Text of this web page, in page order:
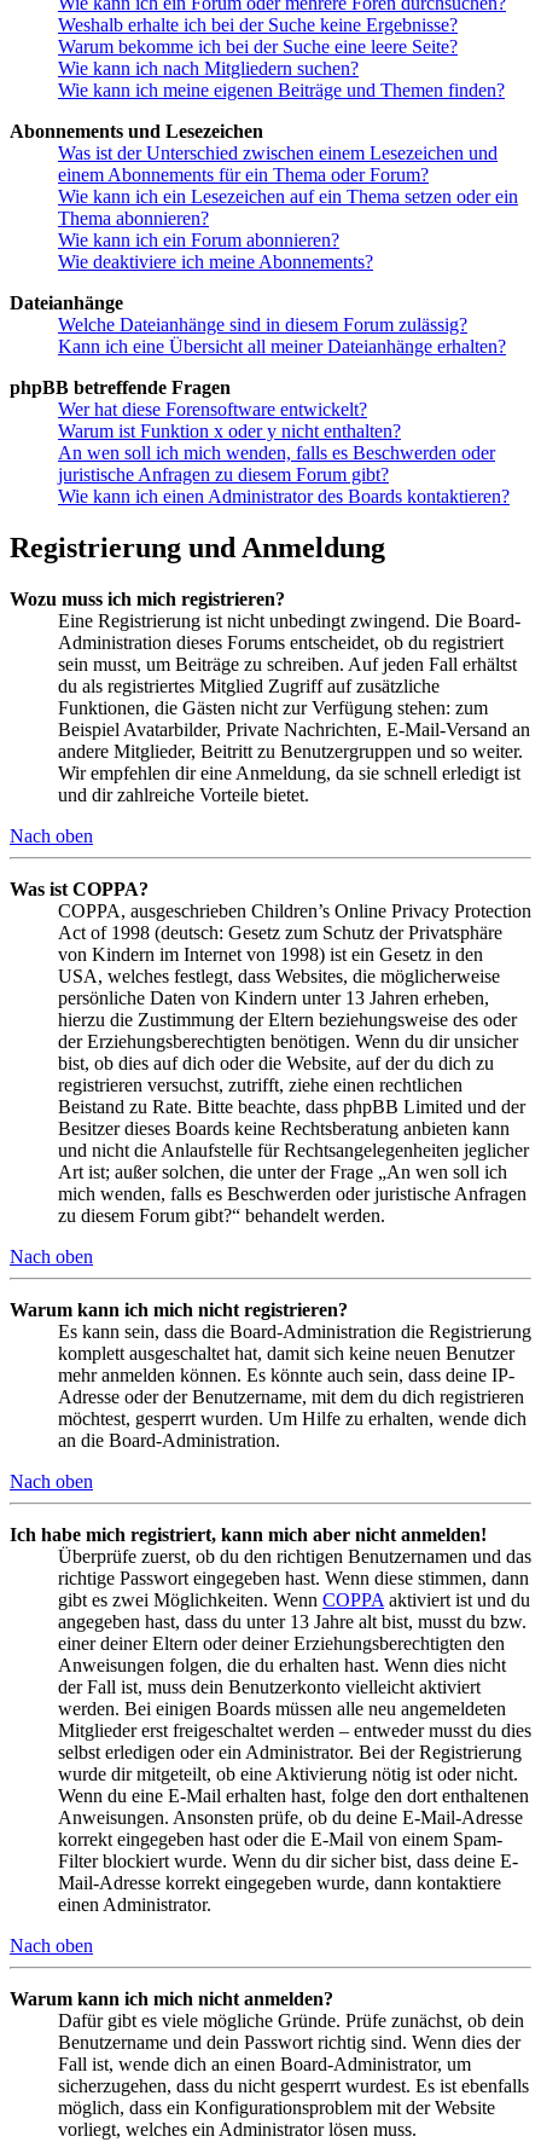
Weshalb erhalte ich bei der Suche keine Ergebnisse?
Warum bekomme ich bei der Suche eine leere Seite?
Wie kann ich nach Mitgliedern suchen?
Wie kann ich meine eigenen Beiträge und Themen finden?
Abonnements und Lesezeichen
Was ist der Unterschied zwischen einem Lesezeichen und
einem Abonnements für ein Thema oder Forum?
Wie kann ich ein Lesezeichen auf ein Thema setzen oder ein
Thema abonnieren?
Wie kann ich ein Forum abonnieren?
Wie deaktiviere ich meine Abonnements?
Dateianhänge
Welche Dateianhänge sind in diesem Forum zulässig?
Kann ich eine Übersicht all meiner Dateianhänge erhalten?
phpBB betreffende Fragen
Wer hat diese Forensoftware entwickelt?
Warum ist Funktion x oder y nicht enthalten?
An wen soll ich mich wenden, falls es Beschwerden oder
juristische Anfragen zu diesem Forum gibt?
Wie kann ich einen Administrator des Boards kontaktieren?
Registrierung und Anmeldung
Wozu muss ich mich registrieren?
Eine Registrierung ist nicht unbedingt zwingend. Die Board-
Administration dieses Forums entscheidet, ob du registriert
sein musst, um Beiträge zu schreiben. Auf jeden Fall erhältst
du als registriertes Mitglied Zugriff auf zusätzliche
Funktionen, die Gästen nicht zur Verfügung stehen: zum
Beispiel Avatarbilder, Private Nachrichten, E-Mail-Versand an
andere Mitglieder, Beitritt zu Benutzergruppen und so weiter.
Wir empfehlen dir eine Anmeldung, da sie schnell erledigt ist
und dir zahlreiche Vorteile bietet.
Nach oben
Was ist COPPA?
COPPA, ausgeschrieben Children’s Online Privacy Protection
Act of 1998 (deutsch: Gesetz zum Schutz der Privatsphäre
von Kindern im Internet von 1998) ist ein Gesetz in den
USA, welches festlegt, dass Websites, die möglicherweise
persönliche Daten von Kindern unter 13 Jahren erheben,
hierzu die Zustimmung der Eltern beziehungsweise des oder
der Erziehungsberechtigten benötigen. Wenn du dir unsicher
bist, ob dies auf dich oder die Website, auf der du dich zu
registrieren versuchst, zutrifft, ziehe einen rechtlichen
Beistand zu Rate. Bitte beachte, dass phpBB Limited und der
Besitzer dieses Boards keine Rechtsberatung anbieten kann
und nicht die Anlaufstelle für Rechtsangelegenheiten jeglicher
Art ist; außer solchen, die unter der Frage „An wen soll ich
mich wenden, falls es Beschwerden oder juristische Anfragen
zu diesem Forum gibt?“ behandelt werden.
Nach oben
Warum kann ich mich nicht registrieren?
Es kann sein, dass die Board-Administration die Registrierung
komplett ausgeschaltet hat, damit sich keine neuen Benutzer
mehr anmelden können. Es könnte auch sein, dass deine IP-
Adresse oder der Benutzername, mit dem du dich registrieren
möchtest, gesperrt wurden. Um Hilfe zu erhalten, wende dich
an die Board-Administration.
Nach oben
Ich habe mich registriert, kann mich aber nicht anmelden!
Überprüfe zuerst, ob du den richtigen Benutzernamen und das
richtige Passwort eingegeben hast. Wenn diese stimmen, dann
gibt es zwei Möglichkeiten. Wenn COPPA aktiviert ist und du
angegeben hast, dass du unter 13 Jahre alt bist, musst du bzw.
einer deiner Eltern oder deiner Erziehungsberechtigten den
Anweisungen folgen, die du erhalten hast. Wenn dies nicht
der Fall ist, muss dein Benutzerkonto vielleicht aktiviert
werden. Bei einigen Boards müssen alle neu angemeldeten
Mitglieder erst freigeschaltet werden – entweder musst du dies
selbst erledigen oder ein Administrator. Bei der Registrierung
wurde dir mitgeteilt, ob eine Aktivierung nötig ist oder nicht.
Wenn du eine E-Mail erhalten hast, folge den dort enthaltenen
Anweisungen. Ansonsten prüfe, ob du deine E-Mail-Adresse
korrekt eingegeben hast oder die E-Mail von einem Spam-
Filter blockiert wurde. Wenn du dir sicher bist, dass deine E-
Mail-Adresse korrekt eingegeben wurde, dann kontaktiere
einen Administrator.
Nach oben
Warum kann ich mich nicht anmelden?
Dafür gibt es viele mögliche Gründe. Prüfe zunächst, ob dein
Benutzername und dein Passwort richtig sind. Wenn dies der
Fall ist, wende dich an einen Board-Administrator, um
sicherzugehen, dass du nicht gesperrt wurdest. Es ist ebenfalls
möglich, dass ein Konfigurationsproblem mit der Website
vorliegt, welches ein Administrator lösen muss.